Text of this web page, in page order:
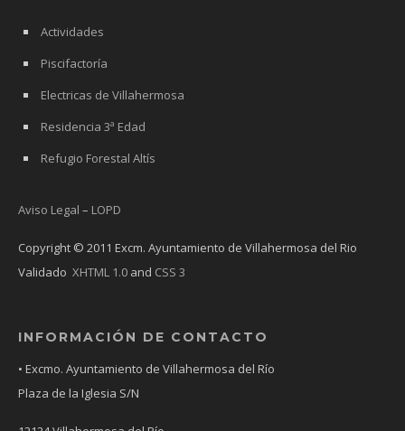
Actividades
Piscifactoría
Electricas de Villahermosa
Residencia 3ª Edad
Refugio Forestal Altís
Aviso Legal – LOPD
Copyright © 2011 Excm. Ayuntamiento de Villahermosa del Rio
Validado XHTML 1.0 and CSS 3
INFORMACIÓN DE CONTACTO
• Excmo. Ayuntamiento de Villahermosa del Río
Plaza de la Iglesia S/N